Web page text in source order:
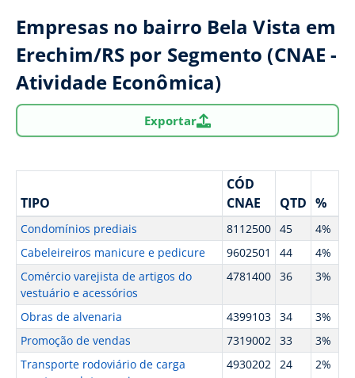
Empresas no bairro Bela Vista em
Erechim/RS por Segmento (CNAE -
Atividade Econômica)
Exportar
TIPO
CÓD
CNAE
QTD %
Condomínios prediais 8112500 45
4%
Cabeleireiros manicure e pedicure
9602501 44
4%
Comércio varejista de artigos do
vestuário e acessórios
4781400 36 3%
Obras de alvenaria 4399103 34
3%
Promoção de vendas
7319002 33
3%
Transporte rodoviário de carga
4930202 24 2%